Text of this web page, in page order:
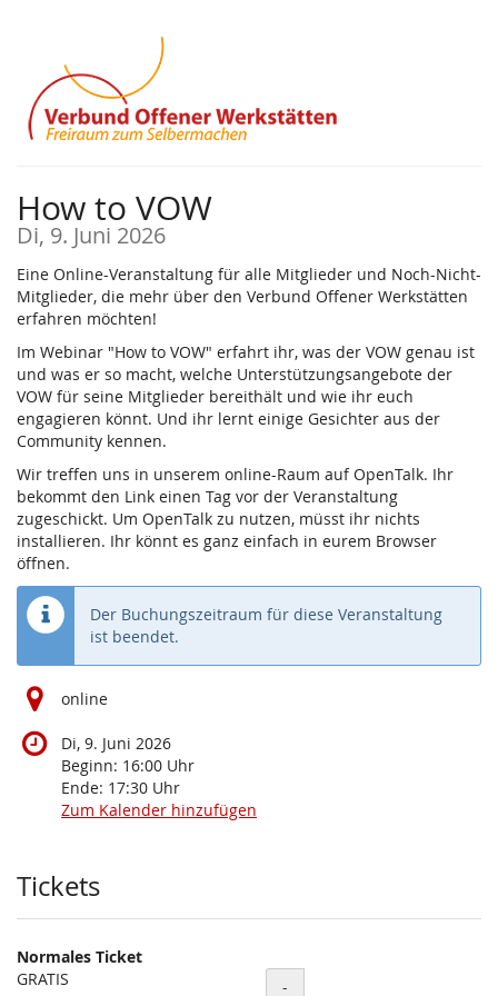
springen
How to VOW
Di, 9. Juni 2026
Eine Online-Veranstaltung für alle Mitglieder und Noch-Nicht-
Mitglieder, die mehr über den Verbund Offener Werkstätten
erfahren möchten!
Im Webinar "How to VOW" erfahrt ihr, was der VOW genau ist
und was er so macht, welche Unterstützungsangebote der
VOW für seine Mitglieder bereithält und wie ihr euch
engagieren könnt. Und ihr lernt einige Gesichter aus der
Community kennen.
Wir treffen uns in unserem online-Raum auf OpenTalk. Ihr
bekommt den Link einen Tag vor der Veranstaltung
zugeschickt. Um OpenTalk zu nutzen, müsst ihr nichts
installieren. Ihr könnt es ganz einfach in eurem Browser
öffnen.
Der Buchungszeitraum für diese Veranstaltung
ist beendet.
online
Di, 9. Juni 2026
Beginn: 16:00 Uhr
Ende: 17:30 Uhr
Zum Kalender hinzufügen
Produkte
Tickets
Normales Ticket
GRATIS
Menge
-